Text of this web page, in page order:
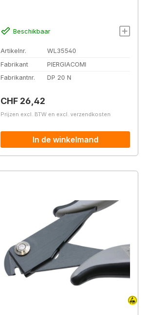
Beschikbaar
Artikelnr.
WL35540
Fabrikant
PIERGIACOMI
Fabrikantnr.
DP 20 N
Normale prijs:
CHF 26,42
Prijzen excl. BTW en excl. verzendkosten
In de winkelmand